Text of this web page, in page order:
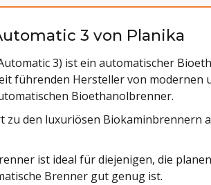
3 von Planika
3) ist ein automatischer
führenden Hersteller von modernen
Bioethanolbrenner.
zu den luxuriösen Biokaminbrennern
ist ideal für diejenigen, die
Brenner gut genug ist.